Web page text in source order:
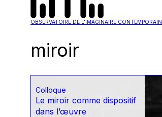
OBSERVATOIRE DE L'IMAGINAIRE CONTEMPORAIN
miroir
Colloque
Le miroir comme dispositif
dans l’œuvre